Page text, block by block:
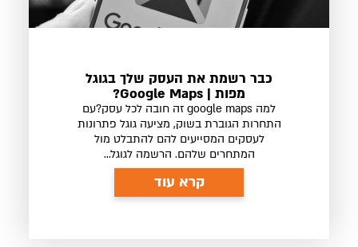
כבר רשמת את העסק שלך בגוגל
מפות | Google Maps?
למה google maps זה חובה לכל עסק?עם
התחרות הגוברת בשוק, מציעה גוגל פתרונות
לעסקים המסייעים להם להתבלט מול
המתחרים שלהם. הרשמה לגוגל...
קרא עוד